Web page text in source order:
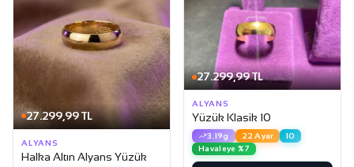
27.299,99 TL
ALYANS
Halka Altın Alyans Yüzük
27.299,99 TL
ALYANS
Yüzük Klasik 10
3.19g 22 Ayar
10
Havaleye %7